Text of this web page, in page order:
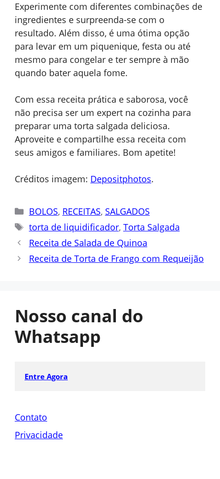
Experimente com diferentes combinações de
ingredientes e surpreenda-se com o
resultado. Além disso, é uma ótima opção
para levar em um piquenique, festa ou até
mesmo para congelar e ter sempre à mão
quando bater aquela fome.
Com essa receita prática e saborosa, você
não precisa ser um expert na cozinha para
preparar uma torta salgada deliciosa.
Aproveite e compartilhe essa receita com
seus amigos e familiares. Bom apetite!
Créditos imagem: Depositphotos.
Categorias
BOLOS, RECEITAS, SALGADOS
Tags
torta de liquidificador, Torta Salgada
Receita de Salada de Quinoa
Receita de Torta de Frango com Requeijão
Nosso canal do
Whatsapp
Entre Agora
Contato
Privacidade